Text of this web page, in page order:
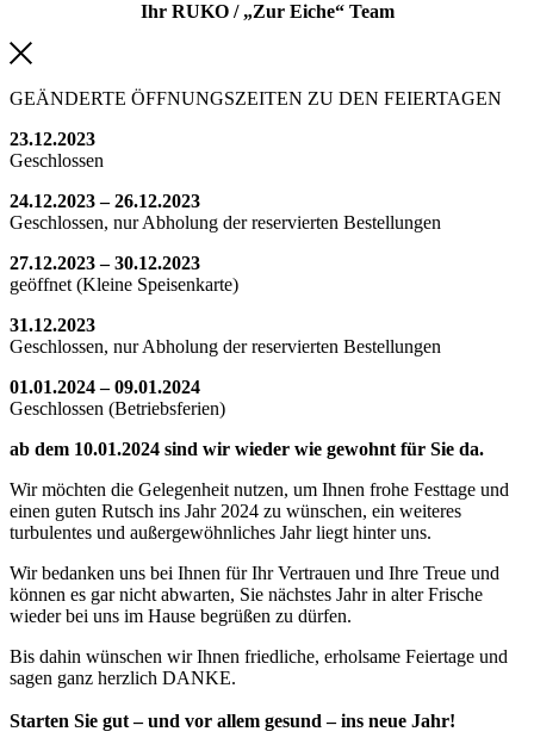
Ihr RUKO / „Zur Eiche“ Team
GEÄNDERTE ÖFFNUNGSZEITEN ZU DEN FEIERTAGEN
23.12.2023
Geschlossen
24.12.2023 – 26.12.2023
Geschlossen, nur Abholung der reservierten Bestellungen
27.12.2023 – 30.12.2023
geöffnet (Kleine Speisenkarte)
31.12.2023
Geschlossen, nur Abholung der reservierten Bestellungen
01.01.2024 – 09.01.2024
Geschlossen (Betriebsferien)
ab dem 10.01.2024 sind wir wieder wie gewohnt für Sie da.
Wir möchten die Gelegenheit nutzen, um Ihnen frohe Festtage und
einen guten Rutsch ins Jahr 2024 zu wünschen, ein weiteres
turbulentes und außergewöhnliches Jahr liegt hinter uns.
Wir bedanken uns bei Ihnen für Ihr Vertrauen und Ihre Treue und
können es gar nicht abwarten, Sie nächstes Jahr in alter Frische
wieder bei uns im Hause begrüßen zu dürfen.
Bis dahin wünschen wir Ihnen friedliche, erholsame Feiertage und
sagen ganz herzlich DANKE.
Starten Sie gut – und vor allem gesund – ins neue Jahr!